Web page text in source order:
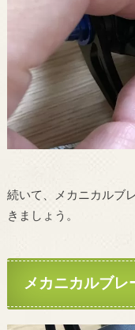
続いて、メカニカルブ
きましょう。
メカニカルブレ